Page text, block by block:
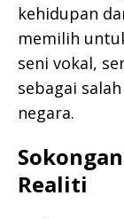
kehidupan
memilih
seni vokal,
sebagai
negara.
Realiti